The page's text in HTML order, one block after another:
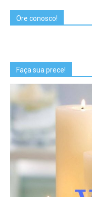
Ore conosco!
Faça sua prece!